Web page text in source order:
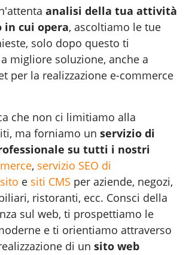
analisi della tua attività
in cui opera, ascoltiamo le tue
solo dopo questo ti
migliore soluzione, anche a
per la realizzazione e-commerce
che non ci limitiamo alla
, ma forniamo un servizio di
su tutti i nostri
, servizio SEO di
e siti CMS per aziende, negozi,
ristoranti, ecc. Consci della
sul web, ti prospettiamo le
e ti orientiamo attraverso
di un sito web